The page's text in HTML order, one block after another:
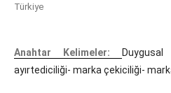
Türkiye
Anahtar Kelimeler:
ayırtediciliği- marka çekiciliği-